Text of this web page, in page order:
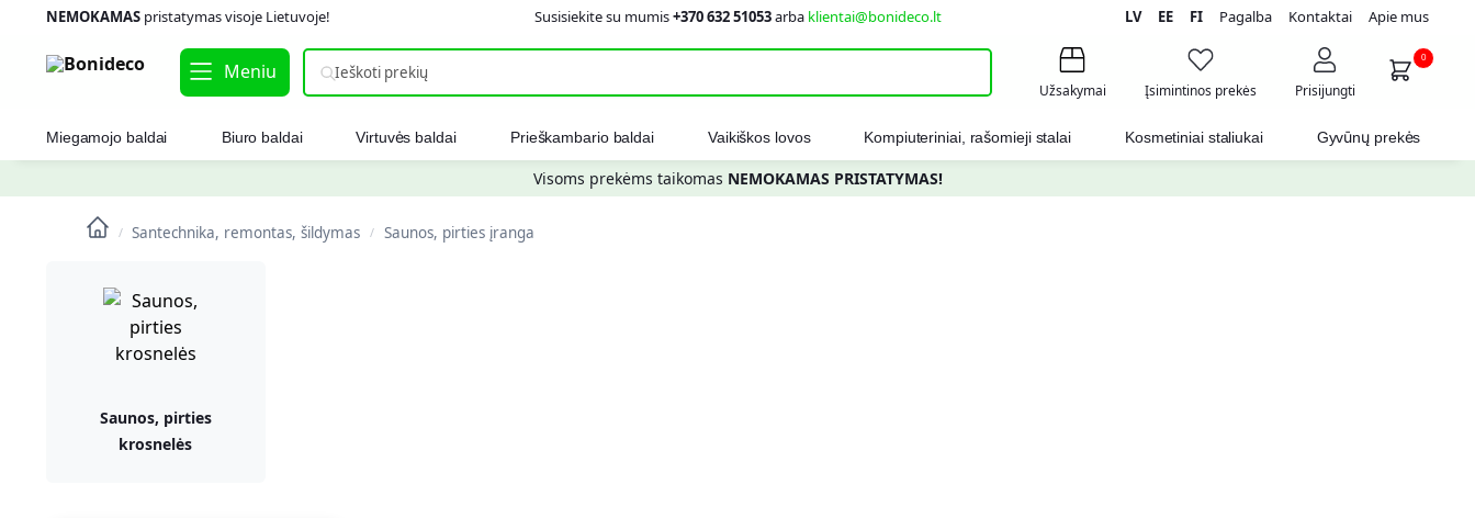
NEMOKAMASpristatymas visoje Lietuvoje! Susisiekite su mumis+370 632 51053arba klientai@bonideco.lt LV EE FI Pagalba Kontaktai Apie mus
Meniu
Užsakymai Įsimintinos prekės Prisijungti
0
Miegamojo baldai Biuro baldai Virtuvės baldai Prieškambario baldai Vaikiškos lovos Kompiuteriniai, rašomieji stalai Kosmetiniai staliukai Gyvūnų prekės
Visoms prekėms taikomas NEMOKAMAS PRISTATYMAS!
/ Santechnika, remontas, šildymas / Saunos, pirties įranga
Saunos, pirties
krosnelės